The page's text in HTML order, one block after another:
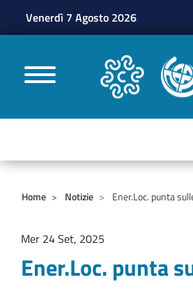
Venerdì 7 Agosto 2026
Home Notizie Ener.Loc. punta
Mer 24 Set, 2025
Ener.Loc. punta